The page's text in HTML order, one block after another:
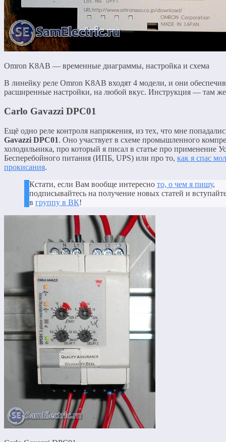
Omron K8AB — временные диаграммы, настройка и схема
В линейку реле Omron K8AB входят 4 модели, и они
расширенные настройки, на любой вкус. Инструкция — там
Carlo Gavazzi DPC01
Ещё одно реле контроля напряжения, из тех, что мне
Gavazzi DPC01. Оно участвует в схеме промышленного
холодильника, про который я писал в статье про применение
Бесперебойного питания (ИПБ, UPS) или про то, как я спас
прокисания.
Кстати, если Вам вообще интересно то, о чем я пишу,
подписывайтесь на получение новых статей и
в группу в ВК!